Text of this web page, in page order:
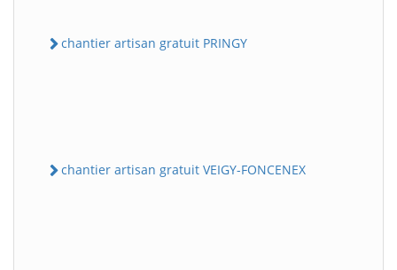
chantier artisan gratuit PRINGY
chantier artisan gratuit VEIGY-FONCENEX